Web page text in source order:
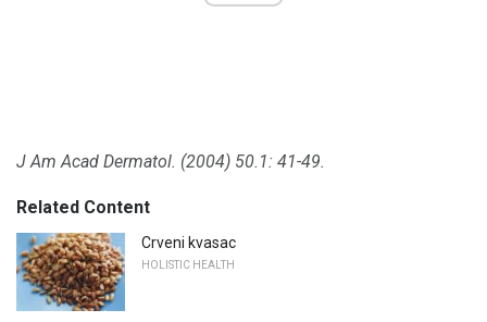
J Am Acad Dermatol. (2004) 50.1: 41-49.
Related Content
Crveni kvasac
HOLISTIC HEALTH